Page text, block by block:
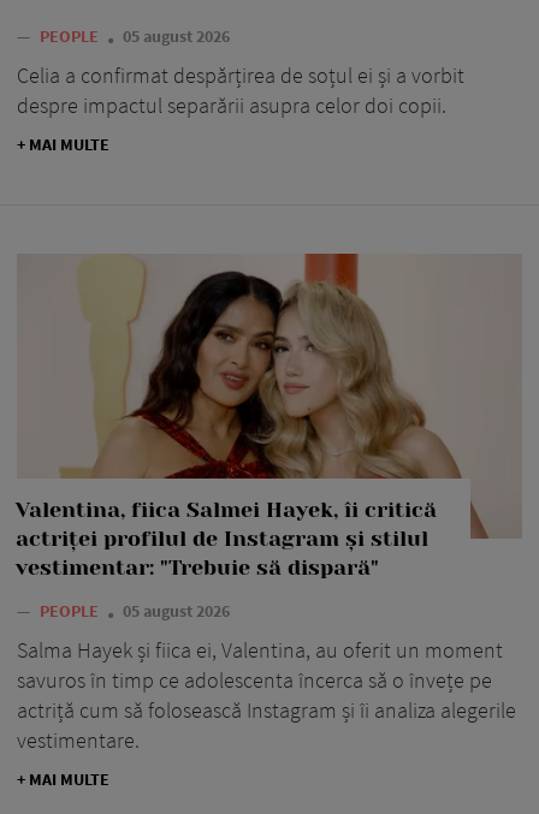
— PEOPLE 05 august 2026
Celia a confirmat despărțirea de soțul ei și a vorbit
despre impactul separării asupra celor doi copii.
+ MAI MULTE
Valentina, fiica Salmei Hayek, îi critică
actriței profilul de Instagram și stilul
vestimentar: "Trebuie să dispară"
— PEOPLE 05 august 2026
Salma Hayek și fiica ei, Valentina, au oferit un moment
savuros în timp ce adolescenta încerca să o învețe pe
actriță cum să folosească Instagram și îi analiza alegerile
vestimentare.
+ MAI MULTE